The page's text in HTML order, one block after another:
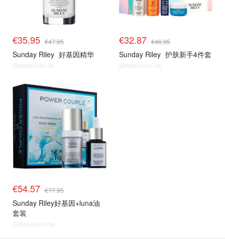
€35.95 €47.95
Sunday Riley 好基因精华
@dealmoon.de
€32.87 €46.95
Sunday Riley 护肤新手4件套
@dealmoon.de
€54.57 €77.95
Sunday Riley好基因+luna油
套装
@dealmoon.de